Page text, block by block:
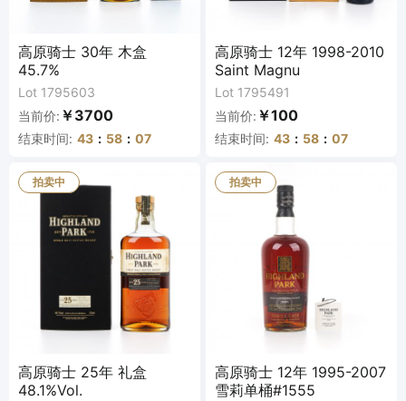
高原骑士 30年 木盒
45.7%
Lot 1795603
当前价: ￥3700
结束时间: 43 : 58 : 07
高原骑士 12年 1998-2010
Saint Magnu
Lot 1795491
当前价: ￥100
结束时间: 43 : 58 : 07
拍卖中
高原骑士 25年 礼盒
48.1%Vol.
拍卖中
高原骑士 12年 1995-2007
雪莉单桶#1555